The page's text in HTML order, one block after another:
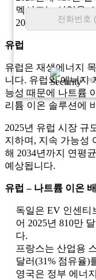
고객님의 개
멕시코는 산업용
2025년 500만 달
유럽
유럽은 재생에너지
니다. 유럽의 에너지
능성 때문에 나트륨
리튬 이온 솔루션에
2025년 유럽 시장 규
지하며, 지속 가능성
해 2034년까지 연평
예상됩니다.
유럽 ​​– 나트륨 이온
독일은 EV 인센티
어 2025년 810만
다.
프랑스는 산업용
달러(31% 점유율)
영국은 정부 에너